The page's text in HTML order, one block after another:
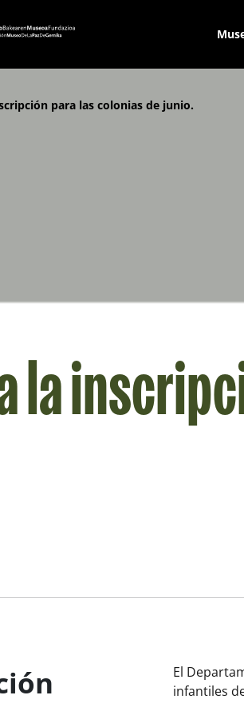
para las colonias de junio.
la
El
infantiles